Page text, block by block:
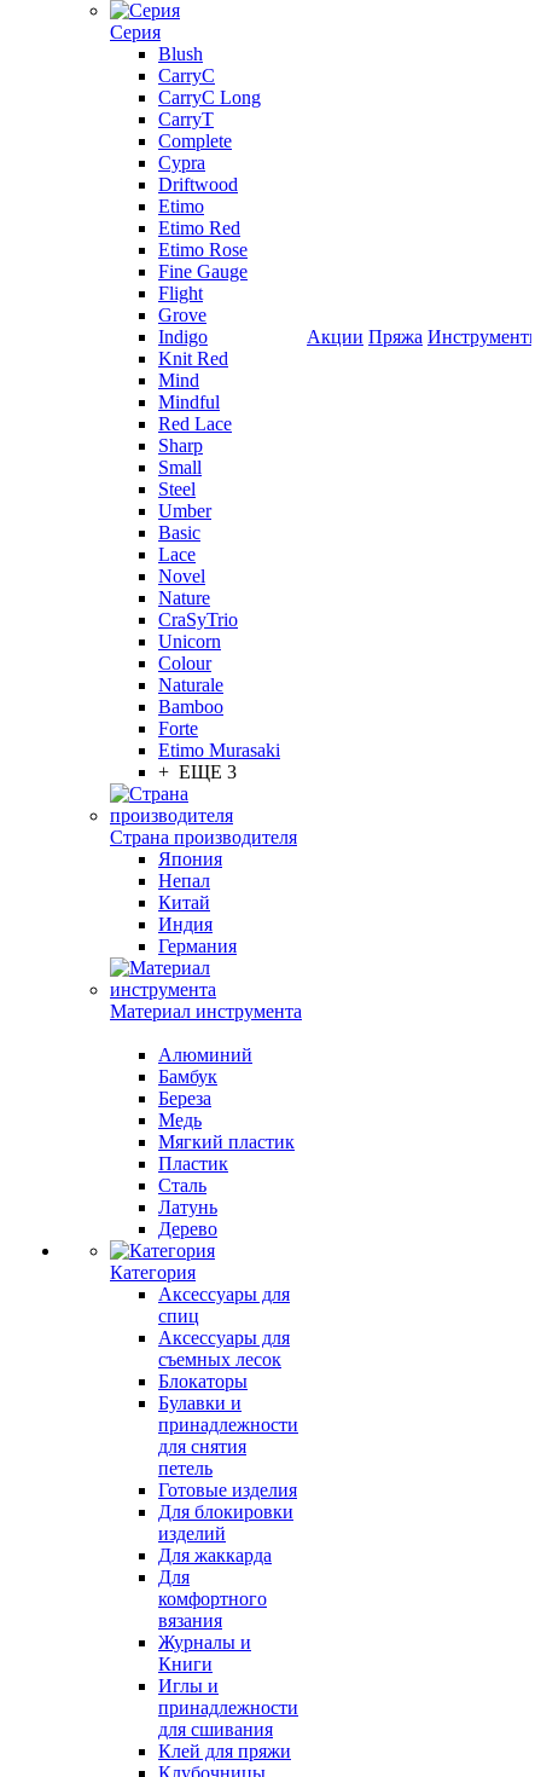
Серия
Blush
CarryC
CarryC Long
CarryT
Complete
Cypra
Driftwood
Etimo
Etimo Red
Etimo Rose
Fine Gauge
Flight
Grove
Indigo
Knit Red
Mind
Mindful
Red Lace
Sharp
Small
Steel
Umber
Basic
Lace
Novel
Nature
CraSyTrio
Unicorn
Colour
Naturale
Bamboo
Forte
Etimo Murasaki
+ ЕЩЕ 3
Страна производителя
Япония
Непал
Китай
Индия
Германия
Материал инструмента
Алюминий
Бамбук
Береза
Медь
Мягкий пластик
Пластик
Сталь
Латунь
Дерево
Категория
Аксессуары для
спиц
Аксессуары для
съемных лесок
Блокаторы
Булавки и
принадлежности
для снятия
петель
Готовые изделия
Для блокировки
изделий
Для жаккарда
Для
комфортного
вязания
Журналы и
Книги
Иглы и
принадлежности
для сшивания
Клей для пряжи
Клубочницы
Акции Пряжа Инструменты